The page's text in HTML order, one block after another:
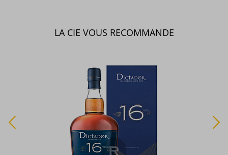
LA CIE VOUS RECOMMANDE